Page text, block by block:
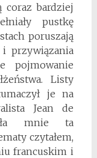
coraz bardziej
pustkę
poruszają
przywiązania
pojmowanie
Listy
je na
Jean de
mnie ta
czytałem,
francuskim i